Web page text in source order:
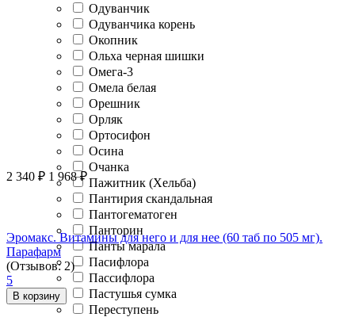
Одуванчик
Одуванчика корень
Окопник
Ольха черная шишки
Омега-3
Омела белая
Орешник
Орляк
Ортосифон
Осина
Очанка
Пажитник (Хельба)
Пантирия скандальная
Пантогематоген
Панторин
Панты марала
Пасифлора
Пассифлора
Пастушья сумка
Переступень
2 340 ₽ 1 968 ₽
Эромакс. Витамины для него и для нее (60 таб по 505 мг).
Парафарм
(Отзывов: 2)
5
В корзину